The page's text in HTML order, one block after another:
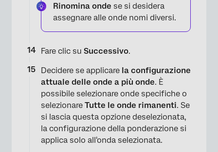
Rinomina onde se si desidera
assegnare alle onde nomi diversi.
Fare clic su Successivo.
Decidere se applicare la configurazione
attuale delle onde a più onde. È
possibile selezionare onde specifiche o
selezionare Tutte le onde rimanenti. Se
si lascia questa opzione deselezionata,
la configurazione della ponderazione si
applica solo all'onda selezionata.